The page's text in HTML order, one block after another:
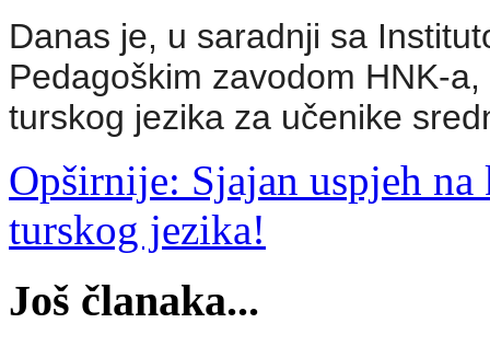
Danas je, u saradnji sa
Pedagoškim zavodom HNK-
turskog jezika za učenike
Opširnije: Sjajan uspjeh
turskog jezika!
Još članaka...